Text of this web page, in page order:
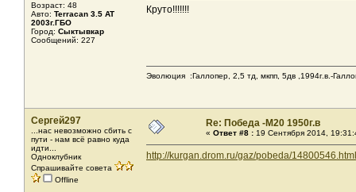
Возраст: 48
Авто: Terracan 3.5 AT
2003г.ГБО
Город: Сыктывкар
Сообщений: 227
Круто!!!!!!!
Эволюция :Галлопер, 2,5 тд, мкпп, 5дв ,1994г.в.-
Сергей297
...нас невозможно сбить с
пути - нам всё равно куда
идти...
Одноклубник
Спрашивайте совета
Offline
Re: Победа -М20 1950г.в
« Ответ #8 : 19 Сентября 2014,
http://kurgan.drom.ru/gaz/pobeda/14800546.html